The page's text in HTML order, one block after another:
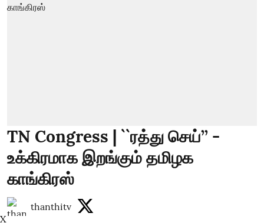
TN Congress | ``ரத்து செய்’’ -
உக்கிரமாக இறங்கும் தமிழக
காங்கிரஸ்
thanthitv
X